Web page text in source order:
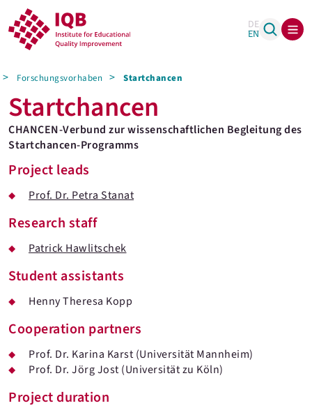
DE
EN
Forschungsvorhaben Startchancen
Project leads
Prof. Dr. Petra Stanat
Research staff
Patrick Hawlitschek
Student assistants
Henny Theresa Kopp
Cooperation partners
Prof. Dr. Karina Karst (Universität Mannheim)
Prof. Dr. Jörg Jost (Universität zu Köln)
Project duration
Startchancen
CHANCEN-Verbund zur wissenschaftlichen Begleitung des
Startchancen-Programms